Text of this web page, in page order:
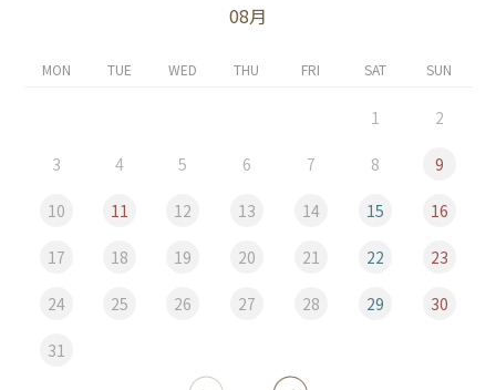
08月
MON TUE WED THU FRI SAT SUN
1 2
3 4 5 6 7 8 9
10 11 12 13 14 15 16
17 18 19 20 21 22 23
24 25 26 27 28 29 30
31